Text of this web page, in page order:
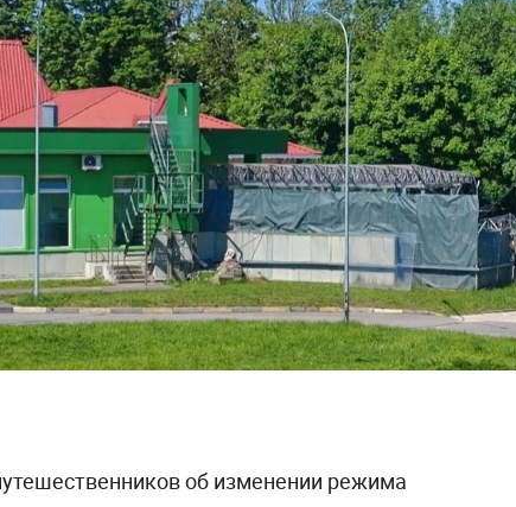
об изменении режима